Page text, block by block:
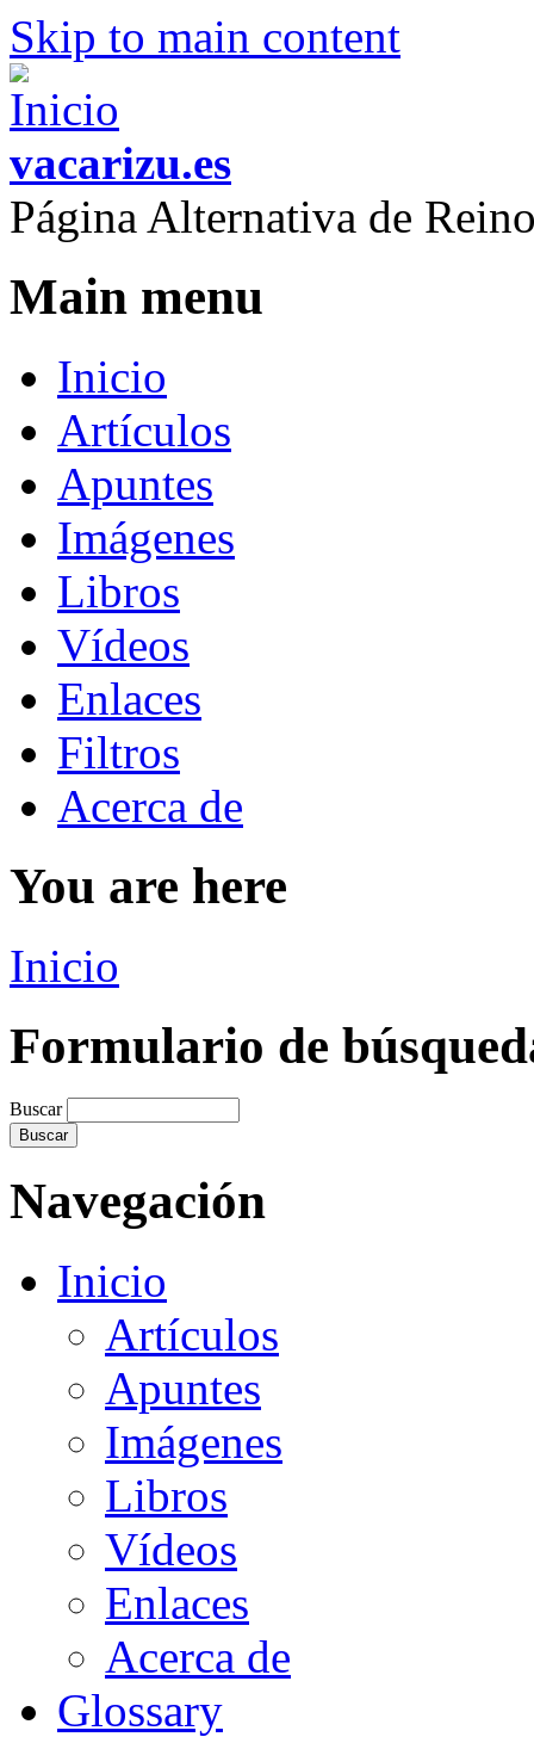
Skip to main content
vacarizu.es
Página Alternativa de
Main menu
Inicio
Artículos
Apuntes
Imágenes
Libros
Vídeos
Enlaces
Filtros
Acerca de
You are here
Inicio
Formulario de
Buscar
Navegación
Inicio
Artículos
Apuntes
Imágenes
Libros
Vídeos
Enlaces
Acerca de
Glossary